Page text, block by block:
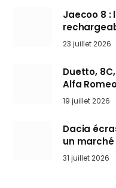
Jaecoo 8 :
arrive en
23 juillet 2026
Duetto,
Alfa
l’art de
19 juillet 2026
Dacia
un
31 juillet 2026